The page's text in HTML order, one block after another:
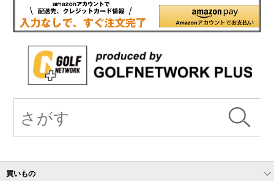
買いもの